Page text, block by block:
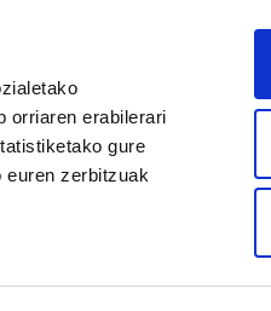
orriaren erabilerari
gure
euren zerbitzuak
alde